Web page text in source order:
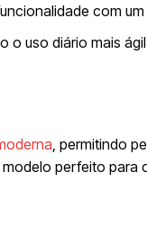
com
uso diário mais
, permitindo
perfeito para